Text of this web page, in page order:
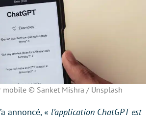
mobile © Sanket Mishra / Unsplash
annoncé, « l’application ChatGPT est